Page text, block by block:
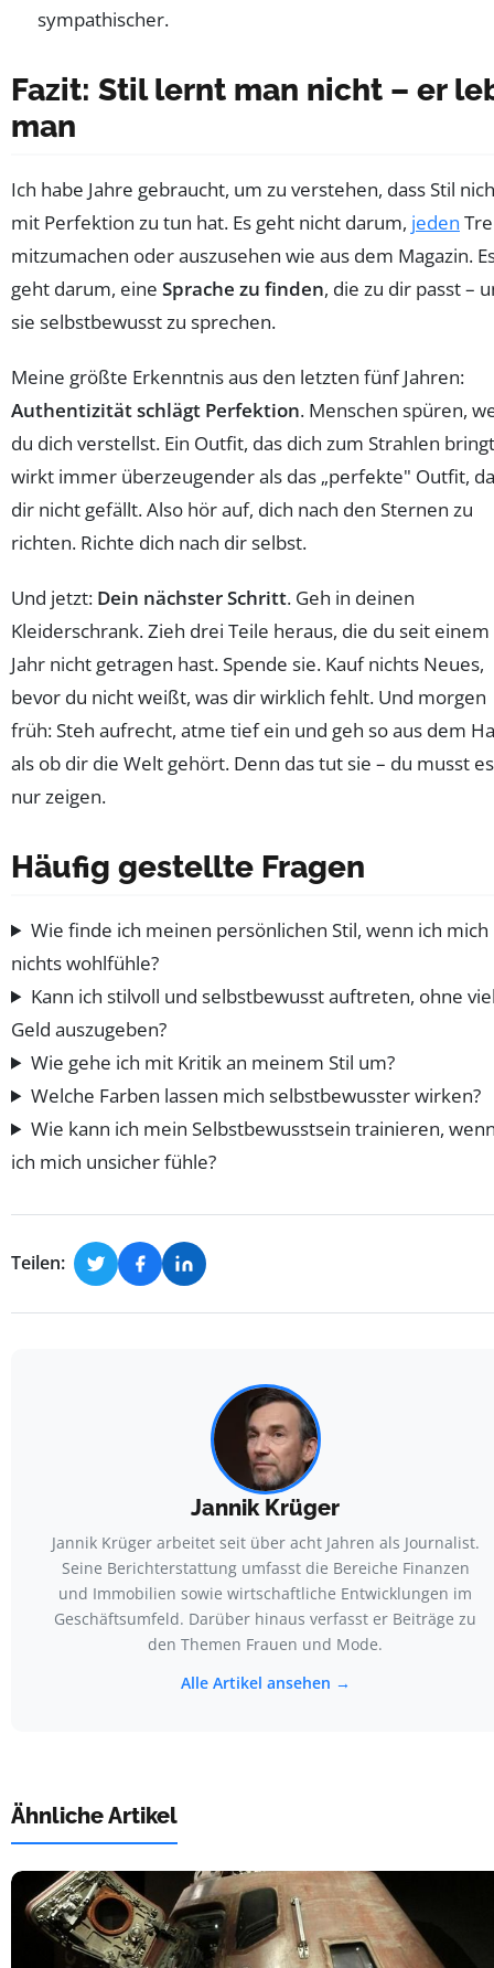
sympathischer.
Fazit: Stil lernt man nicht – er
man
Ich habe Jahre gebraucht, um zu verstehen, dass Stil
mit Perfektion zu tun hat. Es geht nicht darum, jeden
mitzumachen oder auszusehen wie aus dem Magazin.
geht darum, eine Sprache zu finden, die zu dir passt –
sie selbstbewusst zu sprechen.
Meine größte Erkenntnis aus den letzten fünf Jahren:
Authentizität schlägt Perfektion. Menschen spüren,
du dich verstellst. Ein Outfit, das dich zum Strahlen
wirkt immer überzeugender als das „perfekte" Outfit,
dir nicht gefällt. Also hör auf, dich nach den Sternen zu
richten. Richte dich nach dir selbst.
Und jetzt: Dein nächster Schritt. Geh in deinen
Kleiderschrank. Zieh drei Teile heraus, die du seit einem
Jahr nicht getragen hast. Spende sie. Kauf nichts Neues,
bevor du nicht weißt, was dir wirklich fehlt. Und morgen
früh: Steh aufrecht, atme tief ein und geh so aus dem
als ob dir die Welt gehört. Denn das tut sie – du musst es
nur zeigen.
Häufig gestellte Fragen
Wie finde ich meinen persönlichen Stil, wenn ich mich
nichts wohlfühle?
Kann ich stilvoll und selbstbewusst auftreten, ohne
Geld auszugeben?
Wie gehe ich mit Kritik an meinem Stil um?
Welche Farben lassen mich selbstbewusster wirken?
Wie kann ich mein Selbstbewusstsein trainieren,
ich mich unsicher fühle?
Teilen:
Jannik Krüger
Jannik Krüger arbeitet seit über acht Jahren als Journalist.
Seine Berichterstattung umfasst die Bereiche Finanzen
und Immobilien sowie wirtschaftliche Entwicklungen im
Geschäftsumfeld. Darüber hinaus verfasst er Beiträge zu
den Themen Frauen und Mode.
Alle Artikel ansehen →
Ähnliche Artikel